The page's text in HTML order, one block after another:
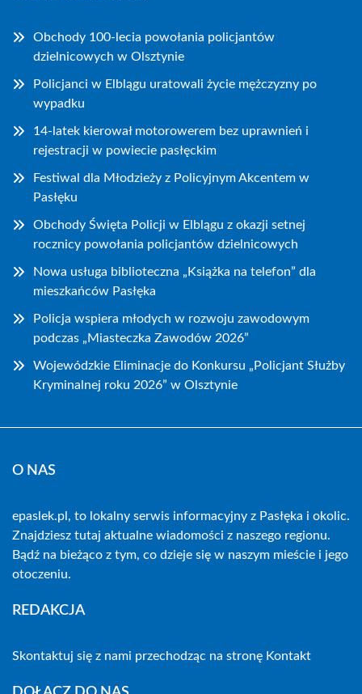
Obchody 100-lecia powołania policjantów
dzielnicowych w Olsztynie
Policjanci w Elblągu uratowali życie mężczyzny po
wypadku
14-latek kierował motorowerem bez uprawnień i
rejestracji w powiecie pasłęckim
Festiwal dla Młodzieży z Policyjnym Akcentem w
Pasłęku
Obchody Święta Policji w Elblągu z okazji setnej
rocznicy powołania policjantów dzielnicowych
Nowa usługa biblioteczna „Książka na telefon” dla
mieszkańców Pasłęka
Policja wspiera młodych w rozwoju zawodowym
podczas „Miasteczka Zawodów 2026”
Wojewódzkie Eliminacje do Konkursu „Policjant Służby
Kryminalnej roku 2026” w Olsztynie
O NAS
epaslek.pl, to lokalny serwis informacyjny z Pasłęka i okolic.
Znajdziesz tutaj aktualne wiadomości z naszego regionu.
Bądź na bieżąco z tym, co dzieje się w naszym mieście i jego
otoczeniu.
REDAKCJA
Skontaktuj się z nami przechodząc na stronę Kontakt